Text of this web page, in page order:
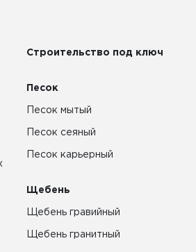
Строительство под ключ
Песок
Песок мытый
Песок сеяный
Песок карьерный
Щебень
Щебень гравийный
Щебень гранитный